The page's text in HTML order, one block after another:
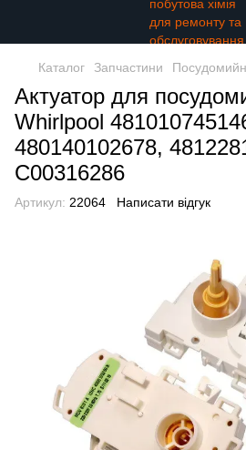
Каталог Запчастини
Актуатор для
Whirlpool
480140102678,
C00316286
Артикул: 22064 Написати відгук